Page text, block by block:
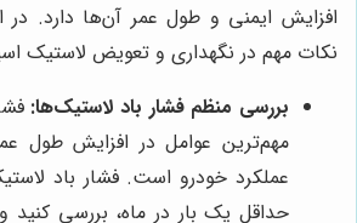
افزایش ایمنی و طول عمر آن‌ها دارد.
نکات مهم در نگهداری و تعویض لاستیک
بررسی منظم فشار باد لاستیک‌ها:
مهم‌ترین عوامل در افزایش طول
عملکرد خودرو است. فشار باد
حداقل یک بار در ماه، بررسی کنید